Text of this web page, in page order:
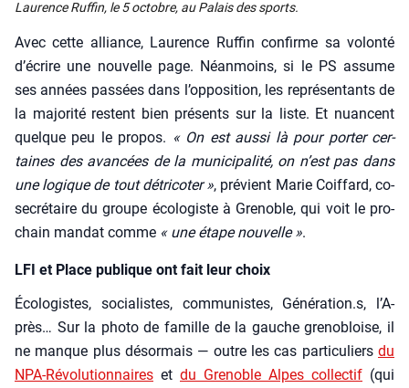
Lau­rence Ruf­fin, le 5 octobre, au Palais des sports.
Avec cette alliance, Lau­rence Ruf­fin confirme sa volon­té
d’é­crire une nou­velle page. Néan­moins, si le PS assume
ses années pas­sées dans l’op­po­si­tion, les repré­sen­tants de
la majo­ri­té res­tent bien pré­sents sur la liste. Et nuancent
quelque peu le pro­pos. « On est aus­si là pour por­ter cer­
taines des avan­cées de la muni­ci­pa­li­té, on n’est pas dans
une logique de tout détri­co­ter », pré­vient Marie Coif­fard, co-
secré­taire du groupe éco­lo­giste à Gre­noble, qui voit le pro­
chain man­dat comme « une étape nou­velle ».
LFI et Place publique ont fait leur choix
Éco­lo­gistes, socia­listes, com­mu­nistes, Génération.s, l’A­
près… Sur la pho­to de famille de la gauche gre­no­bloise, il
ne manque plus désor­mais — outre les cas par­ti­cu­liers du
NPA-Révo­lu­tion­naires et du Gre­noble Alpes col­lec­tif (qui